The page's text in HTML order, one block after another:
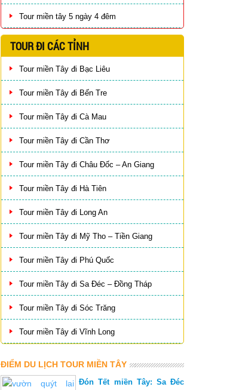
Tour miền tây 5 ngày 4 đêm
TOUR ĐI CÁC TỈNH
Tour miền Tây đi Bạc Liêu
Tour miền Tây đi Bến Tre
Tour miền Tây đi Cà Mau
Tour miền Tây đi Cần Thơ
Tour miền Tây đi Châu Đốc – An Giang
Tour miền Tây đi Hà Tiên
Tour miền Tây đi Long An
Tour miền Tây đi Mỹ Tho – Tiền Giang
Tour miền Tây đi Phú Quốc
Tour miền Tây đi Sa Đéc – Đồng Tháp
Tour miền Tây đi Sóc Trăng
Tour miền Tây đi Vĩnh Long
ĐIỂM DU LỊCH TOUR MIỀN TÂY
Đón Tết miền Tây: Sa Đéc